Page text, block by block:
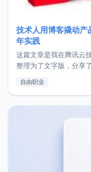
技术人用博客撬动产
年实践
这篇文章是我在腾讯云
整理为了文字版，分享
了我的首个产品
自由职业